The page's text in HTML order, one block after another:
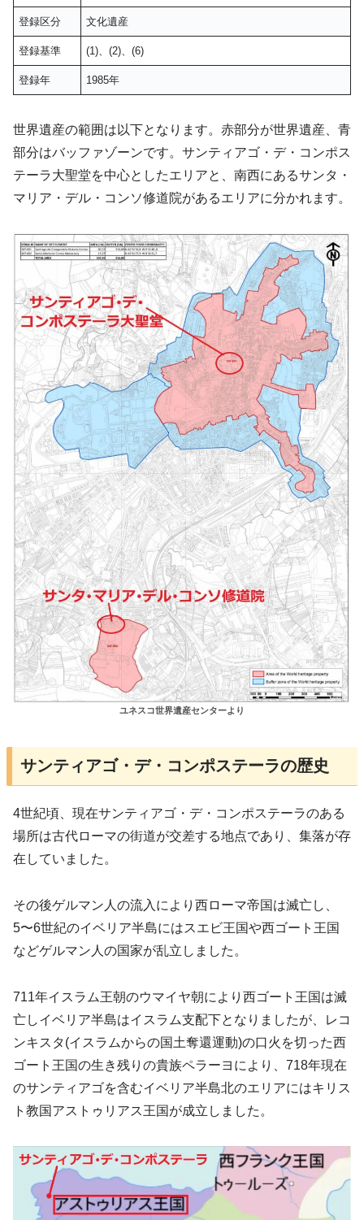
登録区分 文化遺産
登録基準 (1)、(2)、(6)
登録年 1985年
世界遺産の範囲は以下となります。赤部分が世界遺産、青
部分はバッファゾーンです。サンティアゴ・デ・コンポス
テーラ大聖堂を中心としたエリアと、南西にあるサンタ・
マリア・デル・コンソ修道院があるエリアに分かれます。
ユネスコ世界遺産センターより
サンティアゴ・デ・コンポステーラの歴史
4世紀頃、現在サンティアゴ・デ・コンポステーラのある
場所は古代ローマの街道が交差する地点であり、集落が存
在していました。
その後ゲルマン人の流入により西ローマ帝国は滅亡し、
5〜6世紀のイベリア半島にはスエビ王国や西ゴート王国
などゲルマン人の国家が乱立しました。
711年イスラム王朝のウマイヤ朝により西ゴート王国は滅
亡しイベリア半島はイスラム支配下となりましたが、レコ
ンキスタ(イスラムからの国土奪還運動)の口火を切った西
ゴート王国の生き残りの貴族ペラーヨにより、718年現在
のサンティアゴを含むイベリア半島北のエリアにはキリス
ト教国アストゥリアス王国が成立しました。